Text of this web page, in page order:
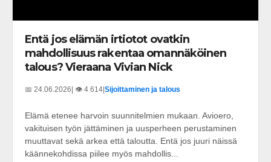
Entä jos elämän irtiotot ovatkin
mahdollisuus rakentaa omannäköinen
talous? Vieraana Vivian Nick
📅 24.06.2026| 👁️ 4 614|Sijoittaminen ja talous
Elämä etenee harvoin suunnitelmien mukaan. Avioero,
vakituisen työn jättäminen ja uusperheen perustaminen
muuttavat sekä arkea että taloutta. Entä jos juuri näissä
käännekohdissa piilee myös mahdollis...